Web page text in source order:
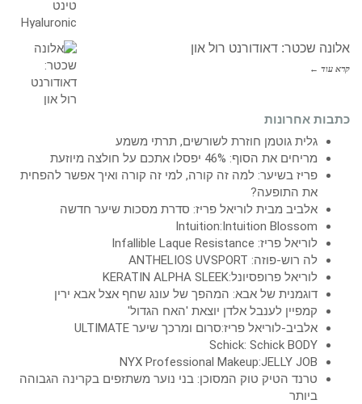
אלונה שכטר: דאודורנט רול און
קרא עוד ←
כתבות אחרונות
גלית גוטמן חוזרת לשורשים, תרתי משמע
מריחים את הסוף: 46% יפסלו אתכם על חולצה מיוזעת
פריז בשיער: למה זה קורה, למי זה קורה ואיך אפשר להפחית
את התופעה?
אלביב מבית לוריאל פריז: סדרת מסכות שיער חדשה
Intuition:Intuition Blossom
לוריאל פריז: Infallible Laque Resistance
לה רוש-פוזה: ANTHELIOS UVSPORT
לוריאל פרופסיונל:KERATIN ALPHA SLEEK
דוגמנית של אבא: המהפך של עונג שחף אצל אבא ירין
קמפיין לענבל אלדן יוצאת 'האח הגדול'
אלביב-לוריאל פריז:סרום ומרכך שיער ULTIMATE
Schick: Schick BODY
NYX Professional Makeup:JELLY JOB
טרנד הטיק טוק המסוכן: בני נוער משתזפים בקרינה הגבוהה
ביותר